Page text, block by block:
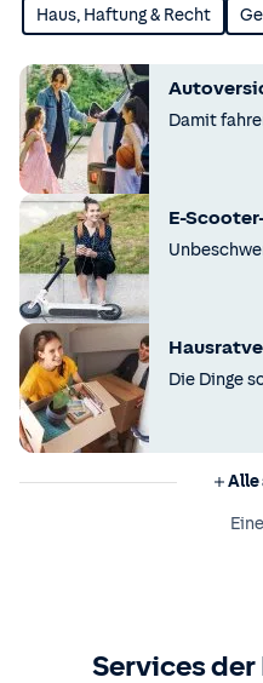
Haus, Haftung & Recht
Damit
E-
Die Dinge
Alle
Services der